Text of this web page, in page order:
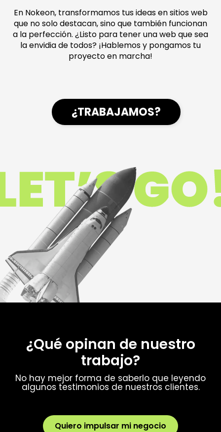
En Nokeon, transformamos tus ideas en sitios web
que no solo destacan, sino que también funcionan
a la perfección. ¿Listo para tener una web que sea
la envidia de todos? ¡Hablemos y pongamos tu
proyecto en marcha!
¿TRABAJAMOS?
¿Qué opinan de nuestro
trabajo?
No hay mejor forma de saberlo que leyendo
algunos testimonios de nuestros clientes.
Quiero impulsar mi negocio